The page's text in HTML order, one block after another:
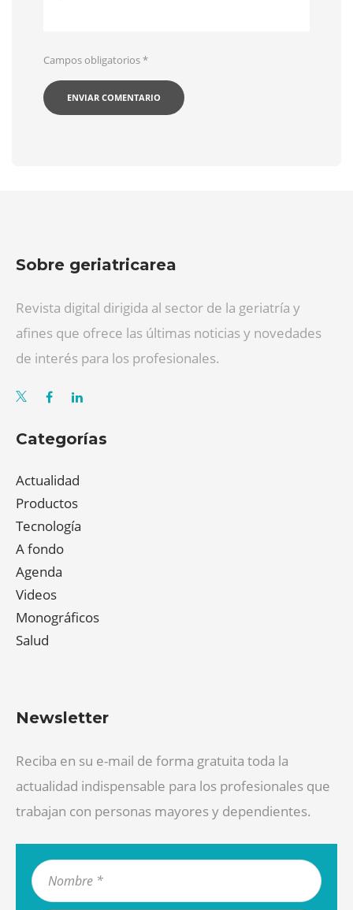
Campos obligatorios*
Sobre geriatricarea
Revista digital dirigida al sector de la geriatría y
afines que ofrece las últimas noticias y novedades
de interés para los profesionales.
Categorías
Actualidad
Productos
Tecnología
A fondo
Agenda
Videos
Monográficos
Salud
Newsletter
Reciba en su e-mail de forma gratuita toda la
actualidad indispensable para los profesionales que
trabajan con personas mayores y dependientes.